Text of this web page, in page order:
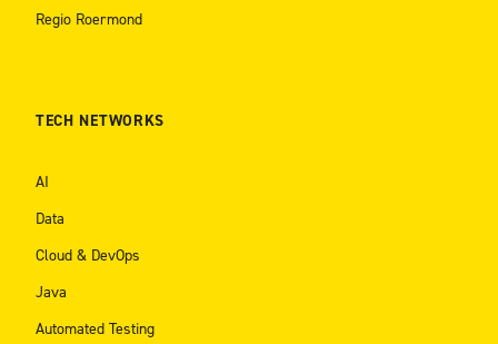
Regio Roermond
TECH NETWORKS
AI
Data
Cloud & DevOps
Java
Automated Testing